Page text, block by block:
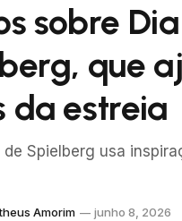
sobre
que
da estreia
de Spielberg usa
Amorim junho 8, 2026